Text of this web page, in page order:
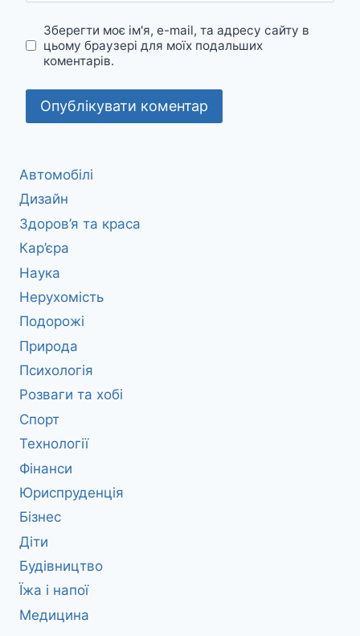
Зберегти моє ім'я, e-mail, та адресу сайту в
цьому браузері для моїх подальших
коментарів.
Автомобілі
Дизайн
Здоров’я та краса
Кар’єра
Наука
Нерухомість
Подорожі
Природа
Психологія
Розваги та хобі
Спорт
Технології
Фінанси
Юриспруденція
Бізнес
Діти
Будівництво
Їжа і напої
Медицина